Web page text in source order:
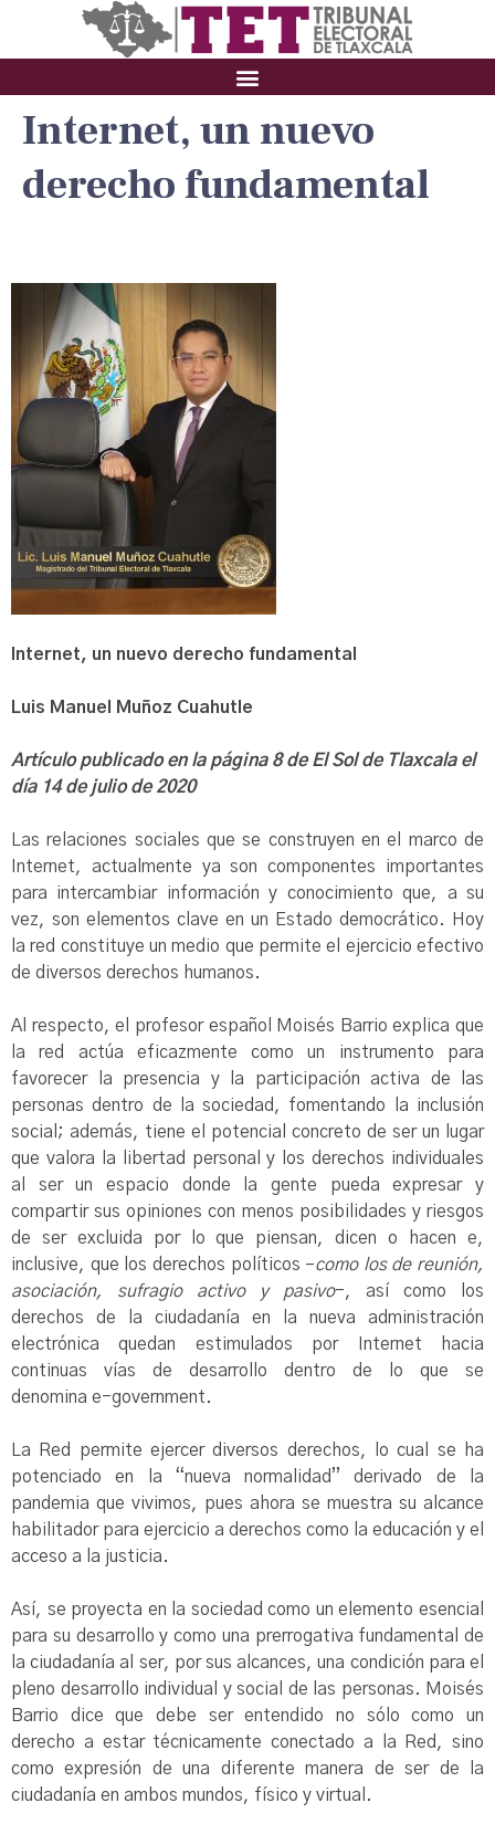
Internet, un nuevo
derecho fundamental
Internet, un nuevo derecho fundamental
Luis Manuel Muñoz Cuahutle
Artículo publicado en la página 8 de El Sol de Tlaxcala el
día 14 de julio de 2020
Las relaciones sociales que se construyen en el marco de
Internet, actualmente ya son componentes importantes
para intercambiar información y conocimiento que, a su
vez, son elementos clave en un Estado democrático. Hoy
la red constituye un medio que permite el ejercicio efectivo
de diversos derechos humanos.
Al respecto, el profesor español Moisés Barrio explica que
la red actúa eficazmente como un instrumento para
favorecer la presencia y la participación activa de las
personas dentro de la sociedad, fomentando la inclusión
social; además, tiene el potencial concreto de ser un lugar
que valora la libertad personal y los derechos individuales
al ser un espacio donde la gente pueda expresar y
compartir sus opiniones con menos posibilidades y riesgos
de ser excluida por lo que piensan, dicen o hacen e,
inclusive, que los derechos políticos –como los de reunión,
asociación, sufragio activo y pasivo-, así como los
derechos de la ciudadanía en la nueva administración
electrónica quedan estimulados por Internet hacia
continuas vías de desarrollo dentro de lo que se
denomina e-government.
La Red permite ejercer diversos derechos, lo cual se ha
potenciado en la “nueva normalidad” derivado de la
pandemia que vivimos, pues ahora se muestra su alcance
habilitador para ejercicio a derechos como la educación y el
acceso a la justicia.
Así, se proyecta en la sociedad como un elemento esencial
para su desarrollo y como una prerrogativa fundamental de
la ciudadanía al ser, por sus alcances, una condición para el
pleno desarrollo individual y social de las personas. Moisés
Barrio dice que debe ser entendido no sólo como un
derecho a estar técnicamente conectado a la Red, sino
como expresión de una diferente manera de ser de la
ciudadanía en ambos mundos, físico y virtual.